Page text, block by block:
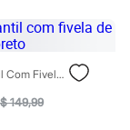
Bota Infantil Com Fivela De Coração - Preto
149,99